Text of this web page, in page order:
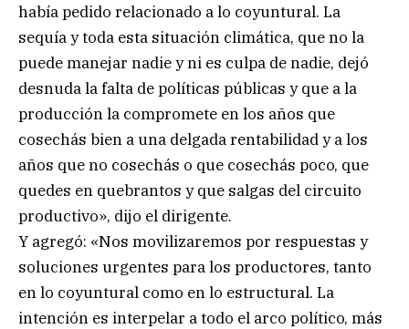
había pedido relacionado a lo coyuntural. La
sequía y toda esta situación climática, que no la
puede manejar nadie y ni es culpa de nadie, dejó
desnuda la falta de políticas públicas y que a la
producción la compromete en los años que
cosechás bien a una delgada rentabilidad y a los
años que no cosechás o que cosechás poco, que
quedes en quebrantos y que salgas del circuito
productivo», dijo el dirigente.
Y agregó: «Nos movilizaremos por respuestas y
soluciones urgentes para los productores, tanto
en lo coyuntural como en lo estructural. La
intención es interpelar a todo el arco político, más